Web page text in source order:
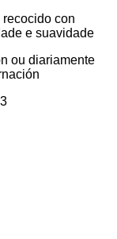
recocido con
e suavidade
ou diariamente